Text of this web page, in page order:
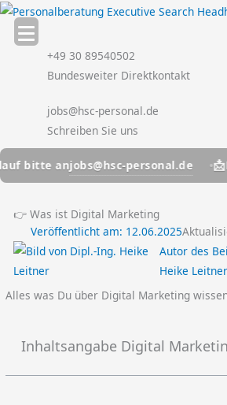
Zum
Inhalt
springen
+49 30 89540502
Bundesweiter Direktkontakt
jobs@hsc-personal.de
Schreiben Sie uns
anjobs@hsc-personal.de 📩
👉 Was ist Digital Marketing
Veröffentlicht am: 12.06.2025
Autor des
Heike Leitner
Alles was Du über Digital Marketing
Inhaltsangabe Digital